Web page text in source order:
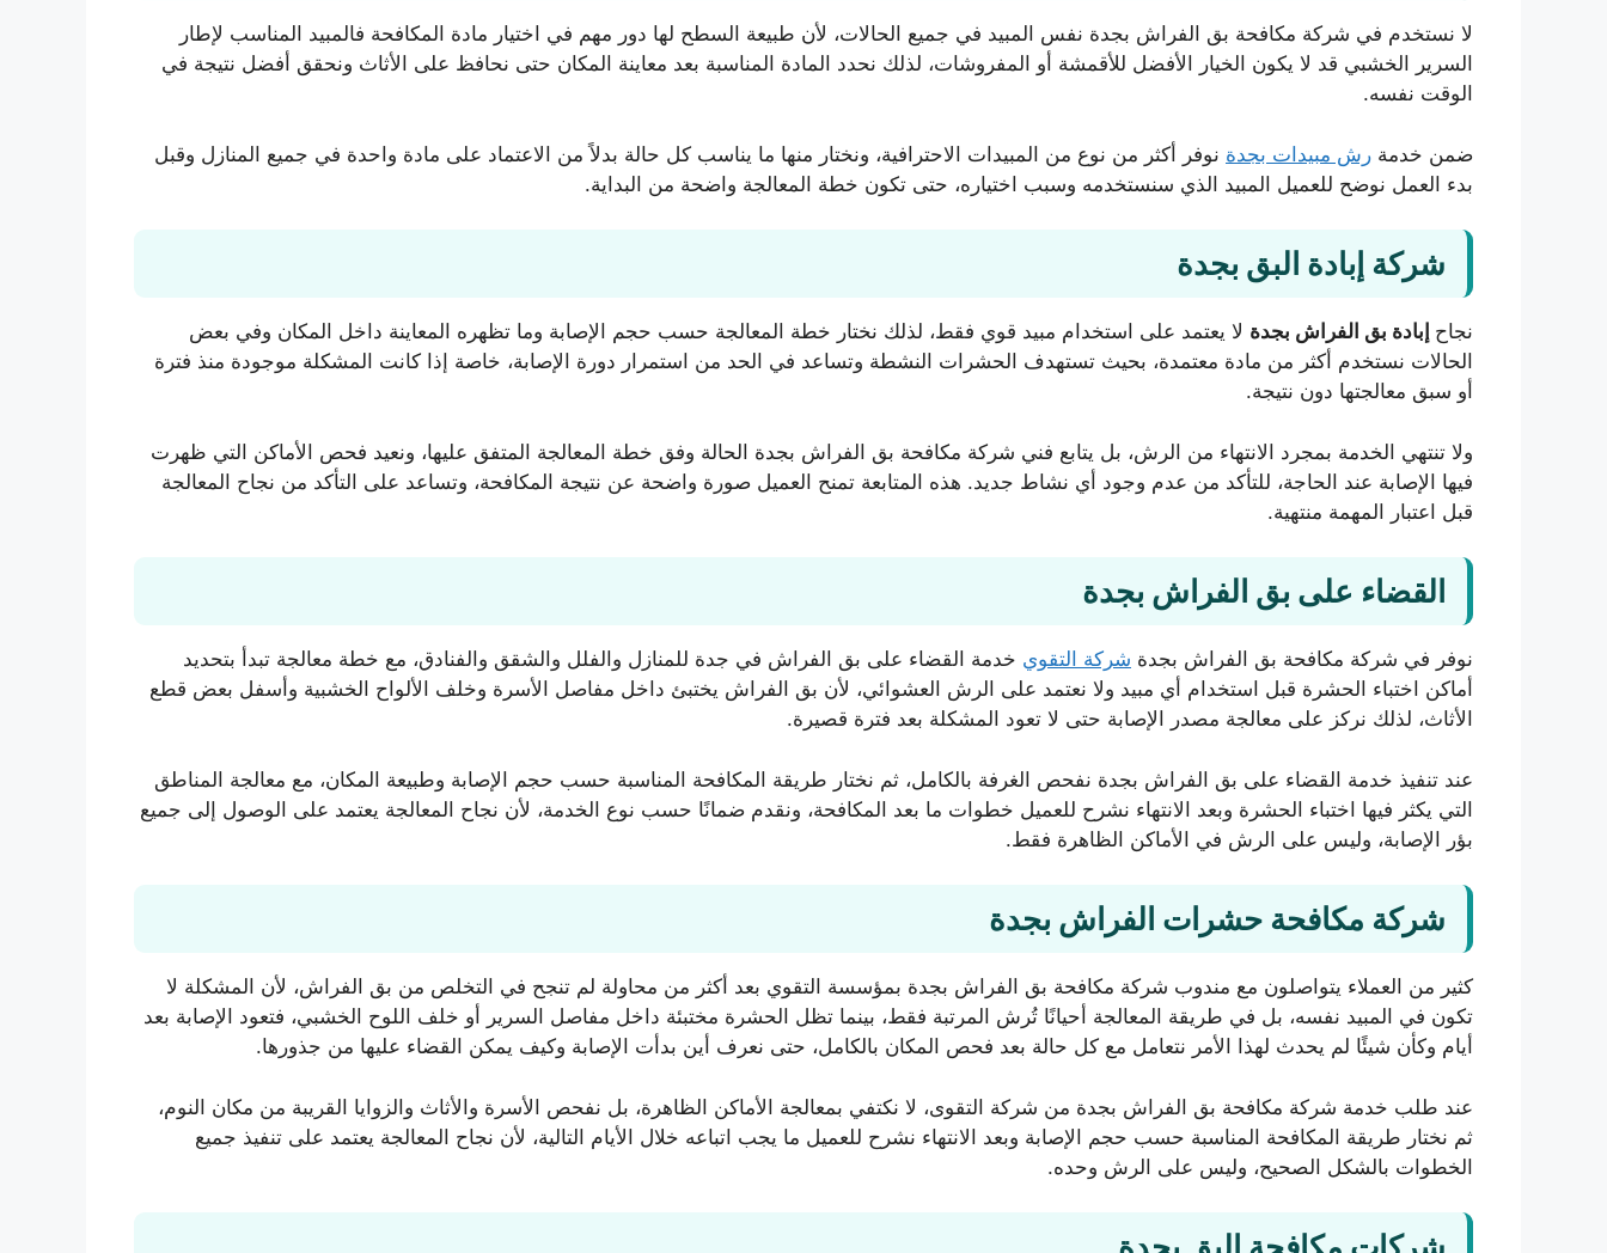
لا نستخدم في شركة مكافحة بق الفراش بجدة نفس المبيد في جميع الحالات، لأن طبيعة السطح لها دور مهم في اختيار مادة المكافحة فالمبيد المناسب لإطار
السرير الخشبي قد لا يكون الخيار الأفضل للأقمشة أو المفروشات، لذلك نحدد المادة المناسبة بعد معاينة المكان حتى نحافظ على الأثاث ونحقق أفضل نتيجة في
الوقت نفسه.
ضمن خدمة رش مبيدات بجدة نوفر أكثر من نوع من المبيدات الاحترافية، ونختار منها ما يناسب كل حالة بدلاً من الاعتماد على مادة واحدة في جميع المنازل وقبل
بدء العمل نوضح للعميل المبيد الذي سنستخدمه وسبب اختياره، حتى تكون خطة المعالجة واضحة من البداية.
شركة إبادة البق بجدة
نجاح إبادة بق الفراش بجدة لا يعتمد على استخدام مبيد قوي فقط، لذلك نختار خطة المعالجة حسب حجم الإصابة وما تظهره المعاينة داخل المكان وفي بعض
الحالات نستخدم أكثر من مادة معتمدة، بحيث تستهدف الحشرات النشطة وتساعد في الحد من استمرار دورة الإصابة، خاصة إذا كانت المشكلة موجودة منذ فترة
أو سبق معالجتها دون نتيجة.
ولا تنتهي الخدمة بمجرد الانتهاء من الرش، بل يتابع فني شركة مكافحة بق الفراش بجدة الحالة وفق خطة المعالجة المتفق عليها، ونعيد فحص الأماكن التي ظهرت
فيها الإصابة عند الحاجة، للتأكد من عدم وجود أي نشاط جديد. هذه المتابعة تمنح العميل صورة واضحة عن نتيجة المكافحة، وتساعد على التأكد من نجاح المعالجة
قبل اعتبار المهمة منتهية.
القضاء على بق الفراش بجدة
نوفر في شركة مكافحة بق الفراش بجدة شركة التقوي خدمة القضاء على بق الفراش في جدة للمنازل والفلل والشقق والفنادق، مع خطة معالجة تبدأ بتحديد
أماكن اختباء الحشرة قبل استخدام أي مبيد ولا نعتمد على الرش العشوائي، لأن بق الفراش يختبئ داخل مفاصل الأسرة وخلف الألواح الخشبية وأسفل بعض قطع
الأثاث، لذلك نركز على معالجة مصدر الإصابة حتى لا تعود المشكلة بعد فترة قصيرة.
عند تنفيذ خدمة القضاء على بق الفراش بجدة نفحص الغرفة بالكامل، ثم نختار طريقة المكافحة المناسبة حسب حجم الإصابة وطبيعة المكان، مع معالجة المناطق
التي يكثر فيها اختباء الحشرة وبعد الانتهاء نشرح للعميل خطوات ما بعد المكافحة، ونقدم ضمانًا حسب نوع الخدمة، لأن نجاح المعالجة يعتمد على الوصول إلى جميع
بؤر الإصابة، وليس على الرش في الأماكن الظاهرة فقط.
شركة مكافحة حشرات الفراش بجدة
كثير من العملاء يتواصلون مع مندوب شركة مكافحة بق الفراش بجدة بمؤسسة التقوي بعد أكثر من محاولة لم تنجح في التخلص من بق الفراش، لأن المشكلة لا
تكون في المبيد نفسه، بل في طريقة المعالجة أحيانًا تُرش المرتبة فقط، بينما تظل الحشرة مختبئة داخل مفاصل السرير أو خلف اللوح الخشبي، فتعود الإصابة بعد
أيام وكأن شيئًا لم يحدث لهذا الأمر نتعامل مع كل حالة بعد فحص المكان بالكامل، حتى نعرف أين بدأت الإصابة وكيف يمكن القضاء عليها من جذورها.
عند طلب خدمة شركة مكافحة بق الفراش بجدة من شركة التقوى، لا نكتفي بمعالجة الأماكن الظاهرة، بل نفحص الأسرة والأثاث والزوايا القريبة من مكان النوم،
ثم نختار طريقة المكافحة المناسبة حسب حجم الإصابة وبعد الانتهاء نشرح للعميل ما يجب اتباعه خلال الأيام التالية، لأن نجاح المعالجة يعتمد على تنفيذ جميع
الخطوات بالشكل الصحيح، وليس على الرش وحده.